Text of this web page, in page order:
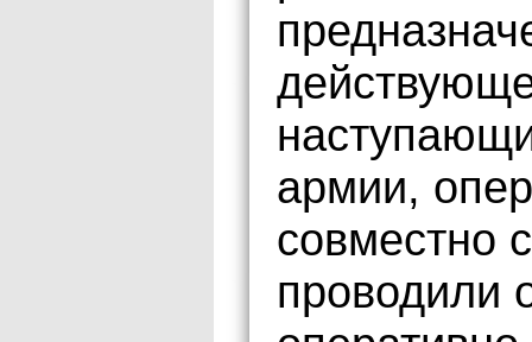
армии,
совместно
проводили